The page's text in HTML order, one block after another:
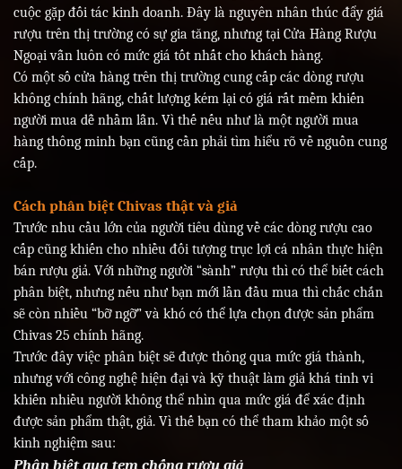
cuộc gặp đối tác kinh doanh. Đây là nguyên nhân thúc đẩy giá
rượu trên thị trường có sự gia tăng, nhưng tại Cửa Hàng Rượu
Ngoại vẫn luôn có mức giá tốt nhất cho khách hàng.
Có một số cửa hàng trên thị trường cung cấp các dòng rượu
không chính hãng, chất lượng kém lại có giá rất mềm khiến
người mua dễ nhầm lẫn. Vì thế nếu như là một người mua
hàng thông minh bạn cũng cần phải tìm hiểu rõ về nguồn cung
cấp.
Cách phân biệt Chivas thật và giả
Trước nhu cầu lớn của người tiêu dùng về các dòng rượu cao
cấp cũng khiến cho nhiều đối tượng trục lợi cá nhân thực hiện
bán rượu giả. Với những người “sành” rượu thì có thể biết cách
phân biệt, nhưng nếu như bạn mới lần đầu mua thì chắc chắn
sẽ còn nhiều “bỡ ngỡ” và khó có thể lựa chọn được sản phẩm
Chivas 25 chính hãng.
Trước đây việc phân biệt sẽ được thông qua mức giá thành,
nhưng với công nghệ hiện đại và kỹ thuật làm giả khá tinh vi
khiến nhiều người không thể nhìn qua mức giá để xác định
được sản phẩm thật, giả. Vì thế bạn có thể tham khảo một số
kinh nghiệm sau:
Phân biệt qua tem chống rượu giả